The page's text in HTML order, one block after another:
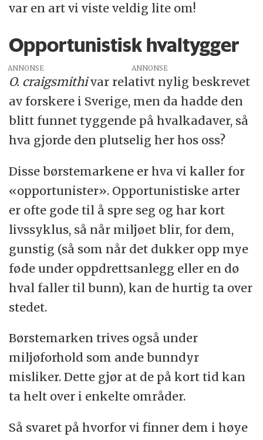
var en art vi viste veldig lite om!
Opportunistisk hvaltygger
ANNONSE
O. craigsmithivar relativt nylig beskrevet
av forskere i Sverige, men da hadde den
blitt funnet tyggende på hvalkadaver, så
hva gjorde den plutselig her hos oss?
Disse børstemarkene er hva vi kaller for
«opportunister». Opportunistiske arter
er ofte gode til å spre seg og har kort
livssyklus, så når miljøet blir, for dem,
gunstig (så som når det dukker opp mye
føde under oppdrettsanlegg eller en dø
hval faller til bunn), kan de hurtig ta over
stedet.
Børstemarken trives også under
miljøforhold som ande bunndyr
misliker. Dette gjør at de på kort tid kan
ta helt over i enkelte områder.
Så svaret på hvorfor vi finner dem i høye